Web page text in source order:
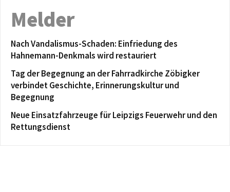
Melder
Nach Vandalismus-Schaden: Einfriedung des
Hahnemann-Denkmals wird restauriert
Tag der Begegnung an der Fahrradkirche Zöbigker
verbindet Geschichte, Erinnerungskultur und
Begegnung
Neue Einsatzfahrzeuge für Leipzigs Feuerwehr und den
Rettungsdienst